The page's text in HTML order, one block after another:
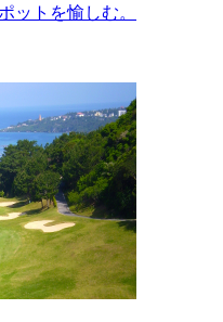
ットを愉しむ。